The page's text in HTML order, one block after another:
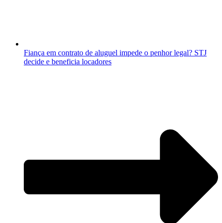
Fiança em contrato de aluguel impede o penhor legal? STJ
decide e beneficia locadores